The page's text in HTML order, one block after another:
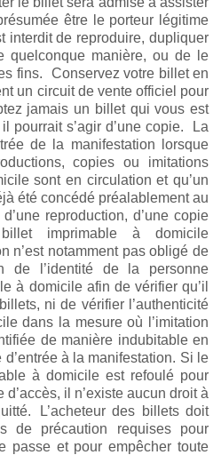
être le porteur légitime
interdit de reproduire, dupliquer
quelconque manière, ou de le
fins. Conservez votre billet en
un circuit de vente officiel pour
jamais un billet qui vous est
pourrait s’agir d’une copie. La
de la manifestation lorsque
copies ou imitations
sont en circulation et qu’un
été concédé préalablement au
reproduction, d’une copie
imprimable à domicile
n’est notamment pas obligé de
de l’identité de la personne
à domicile afin de vérifier qu’il
ni de vérifier l’authenticité
dans la mesure où l’imitation
de manière indubitable en
à la manifestation. Si le
à domicile est refoulé pour
il n’existe aucun droit à
L’acheteur des billets doit
de précaution requises pour
passe et pour empêcher toute